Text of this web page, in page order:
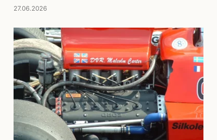
27.06.2026